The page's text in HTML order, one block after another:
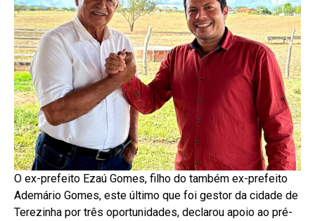
O ex-prefeito Ezaú Gomes, filho do também ex-prefeito
Ademário Gomes, este último que foi gestor da cidade de
Terezinha por três oportunidades, declarou apoio ao pré-